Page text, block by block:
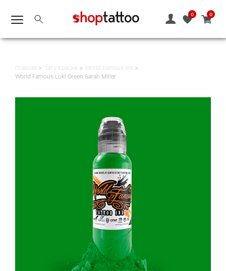
0
0
Главная Тату Краски
World Famous ink
World Famous Loki Green Sarah Miller